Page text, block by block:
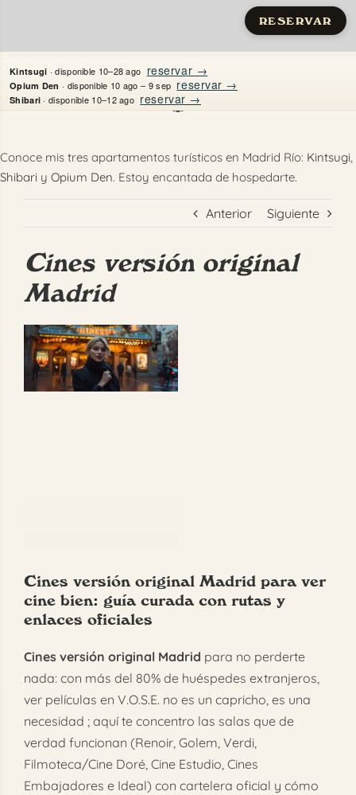
RESERVAR
Kintsugi · disponible 10–28 ago reservar →
Opium Den · disponible 10 ago – 9 sep reservar →
Shibari · disponible 10–12 ago reservar →
al
contenido
Apartamentos
Quién es Justine
Guías
Contacto
FAQ
Conoce mis tres apartamentos turísticos en Madrid Río: Kintsugi,
Shibari y Opium Den. Estoy encantada de hospedarte.
Anterior Siguiente
Cines versión original
Madrid
Ver
imagen
más
Cines versión original Madrid para ver
cine bien: guía curada con rutas y
enlaces oficiales
Cines versión original Madrid para no perderte
nada: con más del 80% de huéspedes extranjeros,
ver películas en V.O.S.E. no es un capricho, es una
necesidad ; aquí te concentro las salas que de
verdad funcionan (Renoir, Golem, Verdi,
Filmoteca/Cine Doré, Cine Estudio, Cines
Embajadores e Ideal) con cartelera oficial y cómo